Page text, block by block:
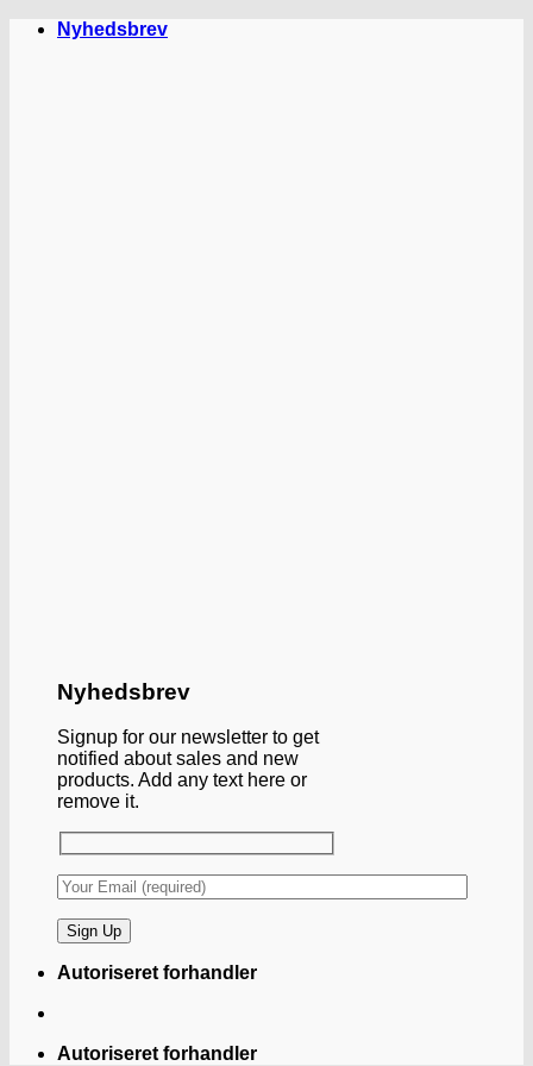
FortsætNyhedsbrev
Nyhedsbrev
Signup for our newsletter to get
notified about sales and new
products. Add any text here or
remove it.
Autoriseret forhandler
Autoriseret forhandler